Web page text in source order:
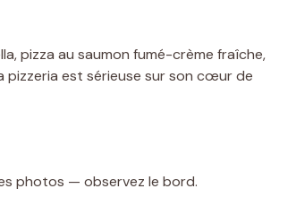
pizza au saumon fumé-crème fraîche,
pizzeria est sérieuse sur son cœur de
photos — observez le bord.